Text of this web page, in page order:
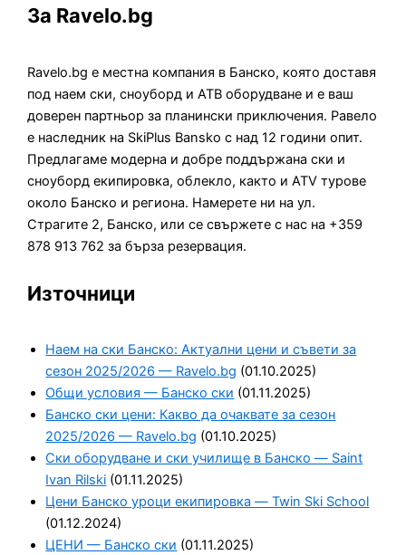
За Ravelo.bg
Ravelo.bg е местна компания в Банско, която доставя
под наем ски, сноуборд и АТВ оборудване и е ваш
доверен партньор за планински приключения. Равело
е наследник на SkiPlus Bansko с над 12 години опит.
Предлагаме модерна и добре поддържана ски и
сноуборд екипировка, облекло, както и ATV турове
около Банско и региона. Намерете ни на ул.
Страгите 2, Банско, или се свържете с нас на +359
878 913 762 за бърза резервация.
Източници
Наем на ски Банско: Актуални цени и съвети за
сезон 2025/2026 — Ravelo.bg (01.10.2025)
Общи условия — Банско ски (01.11.2025)
Банско ски цени: Какво да очаквате за сезон
2025/2026 — Ravelo.bg (01.10.2025)
Ски оборудване и ски училище в Банско — Saint
Ivan Rilski (01.11.2025)
Цени Банско уроци екипировка — Twin Ski School
(01.12.2024)
ЦЕНИ — Банско ски (01.11.2025)